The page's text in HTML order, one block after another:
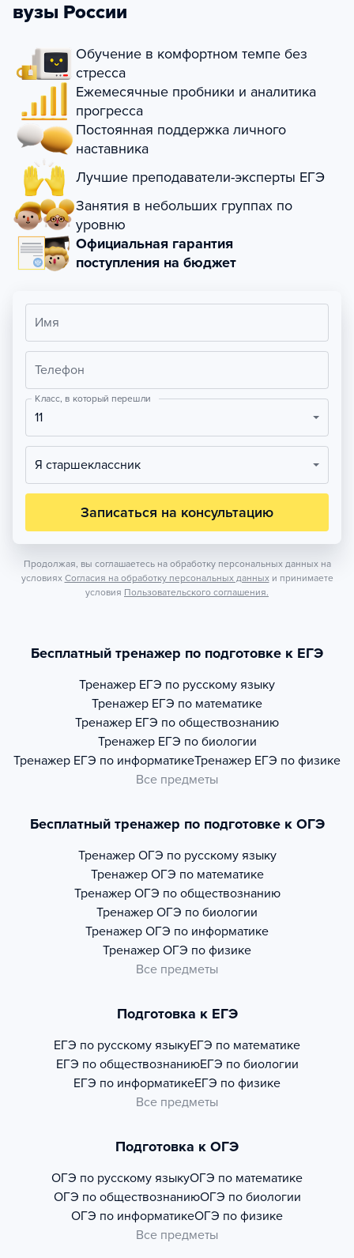
вузы России
Обучение в комфортном темпе без
стресса
Ежемесячные пробники и аналитика
прогресса
Постоянная поддержка личного
наставника
Лучшие преподаватели-эксперты ЕГЭ
Занятия в небольших группах по
уровню
Официальная гарантия
поступления на бюджет
Имя
Телефон
Класс, в который перешли
11
Я старшеклассник
Записаться на консультацию
Продолжая, вы соглашаетесь на обработку персональных данных на
условиях Согласия на обработку персональных данных и принимаете
условия Пользовательского соглашения.
Бесплатный тренажер по подготовке к ЕГЭ
Тренажер ЕГЭ по русскому языку
Тренажер ЕГЭ по математике
Тренажер ЕГЭ по обществознанию
Тренажер ЕГЭ по биологии
Тренажер ЕГЭ по информатикеТренажер ЕГЭ по физике
Все предметы
Бесплатный тренажер по подготовке к ОГЭ
Тренажер ОГЭ по русскому языку
Тренажер ОГЭ по математике
Тренажер ОГЭ по обществознанию
Тренажер ОГЭ по биологии
Тренажер ОГЭ по информатике
Тренажер ОГЭ по физике
Все предметы
Подготовка к ЕГЭ
ЕГЭ по русскому языкуЕГЭ по математике
ЕГЭ по обществознаниюЕГЭ по биологии
ЕГЭ по информатикеЕГЭ по физике
Все предметы
Подготовка к ОГЭ
ОГЭ по русскому языкуОГЭ по математике
ОГЭ по обществознаниюОГЭ по биологии
ОГЭ по информатикеОГЭ по физике
Все предметы